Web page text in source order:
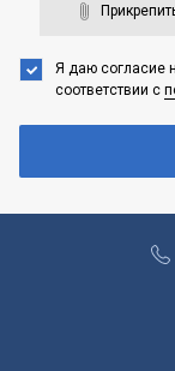
Я даю согласие
соответствии с